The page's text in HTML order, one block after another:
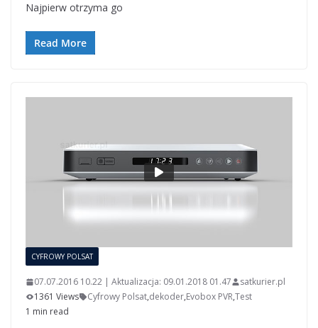
Najpierw otrzyma go
Read More
CYFROWY POLSAT
07.07.2016 10.22 | Aktualizacja: 09.01.2018 01.47
satkurier.pl
1361 Views
Cyfrowy Polsat,dekoder,Evobox PVR,Test
1 min read